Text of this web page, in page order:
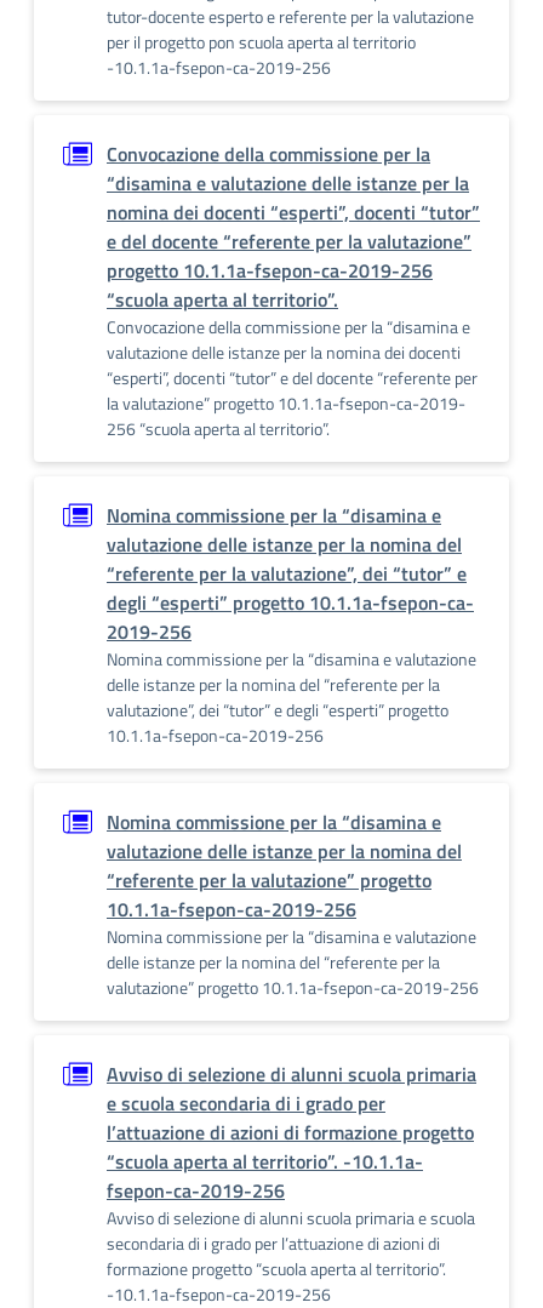
tutor-docente esperto e referente per la valutazione
per il progetto pon scuola aperta al territorio
-10.1.1a-fsepon-ca-2019-256
Convocazione della commissione per la
“disamina e valutazione delle istanze per la
nomina dei docenti “esperti”, docenti “tutor”
e del docente “referente per la valutazione”
progetto 10.1.1a-fsepon-ca-2019-256
“scuola aperta al territorio”.
Convocazione della commissione per la “disamina e
valutazione delle istanze per la nomina dei docenti
“esperti”, docenti “tutor” e del docente “referente per
la valutazione” progetto 10.1.1a-fsepon-ca-2019-
256 “scuola aperta al territorio”.
Nomina commissione per la “disamina e
valutazione delle istanze per la nomina del
“referente per la valutazione”, dei “tutor” e
degli “esperti” progetto 10.1.1a-fsepon-ca-
2019-256
Nomina commissione per la “disamina e valutazione
delle istanze per la nomina del “referente per la
valutazione”, dei “tutor” e degli “esperti” progetto
10.1.1a-fsepon-ca-2019-256
Nomina commissione per la “disamina e
valutazione delle istanze per la nomina del
“referente per la valutazione” progetto
10.1.1a-fsepon-ca-2019-256
Nomina commissione per la “disamina e valutazione
delle istanze per la nomina del “referente per la
valutazione” progetto 10.1.1a-fsepon-ca-2019-256
Avviso di selezione di alunni scuola primaria
e scuola secondaria di i grado per
l’attuazione di azioni di formazione progetto
“scuola aperta al territorio”. -10.1.1a-
fsepon-ca-2019-256
Avviso di selezione di alunni scuola primaria e scuola
secondaria di i grado per l’attuazione di azioni di
formazione progetto “scuola aperta al territorio”.
-10.1.1a-fsepon-ca-2019-256